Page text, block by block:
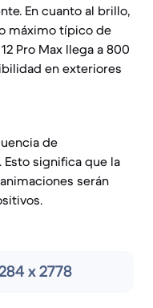
En cuanto al brillo,
máximo típico de
Pro Max llega a 800
en exteriores
de
significa que la
serán
x 2778